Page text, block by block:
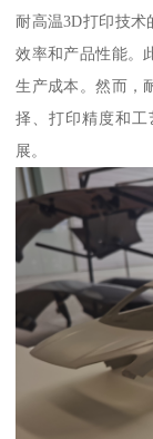
耐高温3D打印技
效率和产品性能。
生产成本。然而，
择、打印精度和
展。